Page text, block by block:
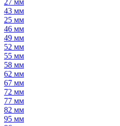
27 мм
43 мм
25 мм
46 мм
49 мм
52 мм
55 мм
58 мм
62 мм
67 мм
72 мм
77 мм
82 мм
95 мм